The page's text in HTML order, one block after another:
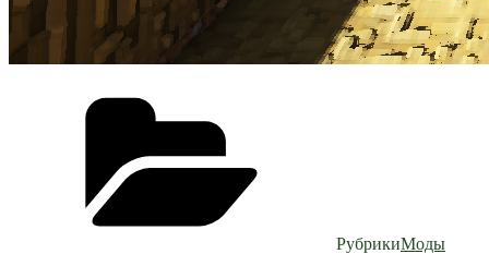
РубрикиМоды